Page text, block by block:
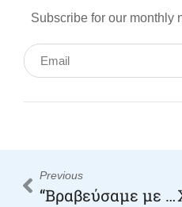
Subscribe for our monthly
Previous
“Bραβεύσαμε με το Κύπελο του Καλύτερου Αναβάτη “